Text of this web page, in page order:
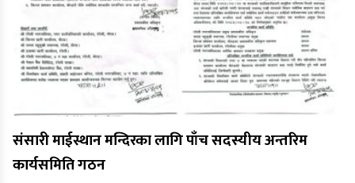
संसारी माईस्थान मन्दिरका लागि पाँच सदस्यीय अन्तरिम
कार्यसमिति गठन